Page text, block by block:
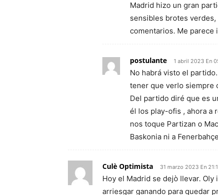
Madrid hizo un gran
sensibles brotes
comentarios. Me parece
postulante 1 abril 2023 En
No habrá visto el
tener que verlo siempre
Del partido diré que es
él los play-ofis , ahora a
nos toque Partizan o
Baskonia ni a
Culè Optimista 31 marzo 2023 En
Hoy el Madrid se dejò llevar.
arriesgar ganando para quedar